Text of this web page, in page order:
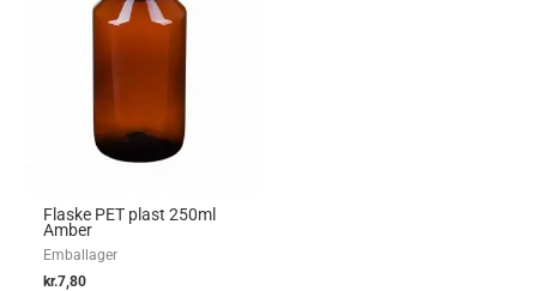
Flaske PET plast 250ml
Amber
Emballager
kr.7,80